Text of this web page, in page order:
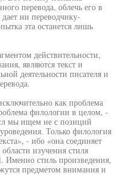
перевода, облечь его в
ни переводчику-
эта останется лишь
действительности,
являются текст и
деятельности писателя и
как проблема
филологии в целом, -
мы ищем не с позиций
Только филология
- ибо «она соединяет
изучения стиля
Именно стиль произведения,
предметом внимания и